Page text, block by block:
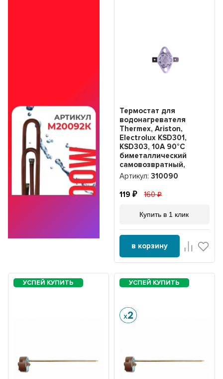
Термостат для
водонагревателя
Thermex, Ariston,
Electrolux KSD301,
KSD303, 10A 90°С
биметаллический
самовозвратный,
310090
Артикул: 310090
119 160
Купить в 1 клик
в корзину